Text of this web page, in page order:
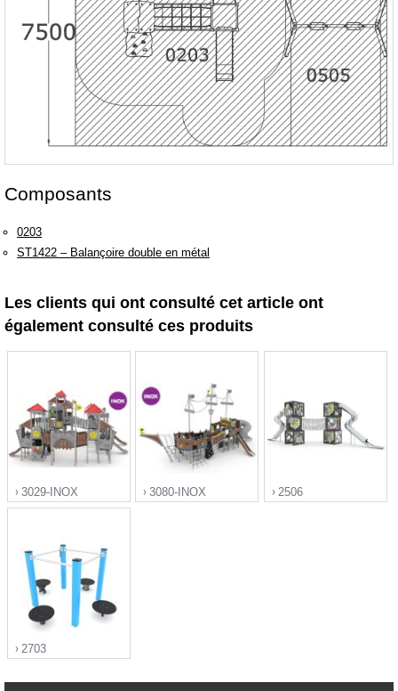
Composants
0203
ST1422 – Balançoire double en métal
Les clients qui ont consulté cet article ont
également consulté ces produits
3029-INOX 3080-INOX 2506
2703